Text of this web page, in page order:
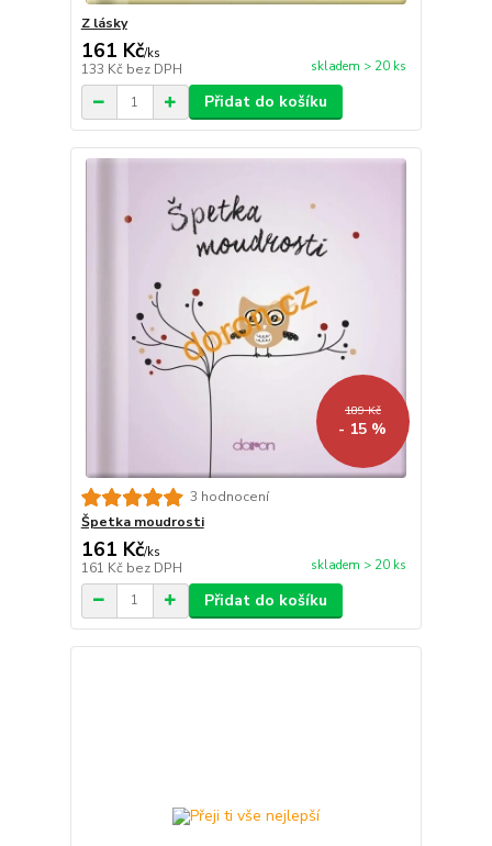
Z lásky
161 Kč/ks
133 Kč bez DPH skladem > 20 ks
Přidat do košíku
189 Kč
- 15 %
3 hodnocení
Špetka moudrosti
161 Kč/ks
161 Kč bez DPH skladem > 20 ks
Přidat do košíku